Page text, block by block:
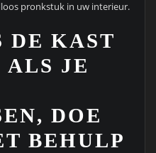
pronkstuk in uw interieur.
DE KAST
JE
DOE
BEHULP